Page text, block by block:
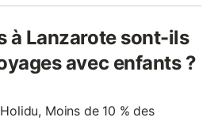
à Lanzarote sont-ils
avec enfants ?
Moins de 10 % des